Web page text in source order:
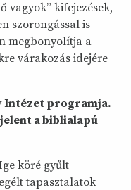
vagyok” kifejezések,
szorongással is
megbonyolítja a
várakozás idejére
Intézet programja.
a biblialapú
köré gyűlt
tapasztalatok